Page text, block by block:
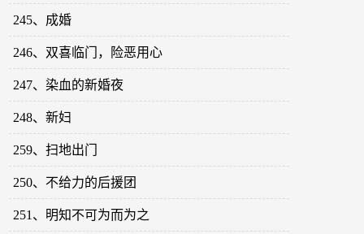
245、成婚
246、双喜临门，险恶用心
247、染血的新婚夜
248、新妇
259、扫地出门
250、不给力的后援团
251、明知不可为而为之